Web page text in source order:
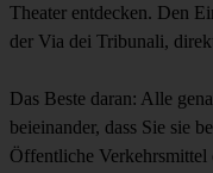
Theater entdecken. Den
der Via dei Tribunali,
Das Beste daran: Alle
beieinander, dass Sie sie
Öffentliche